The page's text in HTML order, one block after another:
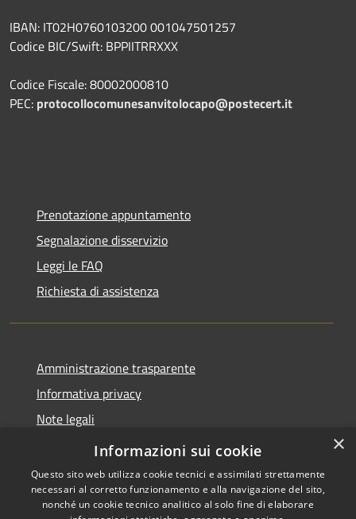
IBAN: IT02H0760103200 001047501257
Codice BIC/Swift: BPPIITRRXXX
Codice Fiscale: 80002000810
PEC: protocollocomunesanvitolocapo@postecert.it
Prenotazione appuntamento
Segnalazione disservizio
Leggi le FAQ
Richiesta di assistenza
Amministrazione trasparente
Informativa privacy
Note legali
Dichiarazione di accessibilità
×
Informazioni sui cookie
Questo sito web utilizza cookie tecnici e assimilati strettamente
necessari al corretto funzionamento e alla navigazione del sito,
nonché un cookie tecnico analitico al solo fine di elaborare